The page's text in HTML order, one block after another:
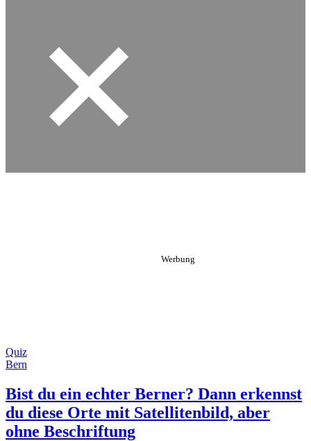
Quiz
Bern
Bist du ein echter Berner? Dann erkennst
du diese Orte mit Satellitenbild, aber
ohne Beschriftung